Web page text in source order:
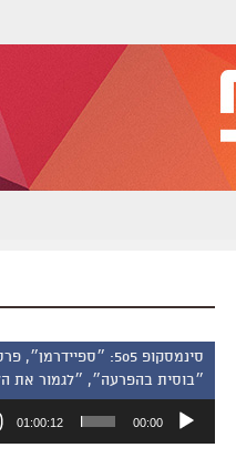
סינמסקופ 505:
״בוסית בהפרעה״, ״לגמור את
אודיו
00:00
01:00:12